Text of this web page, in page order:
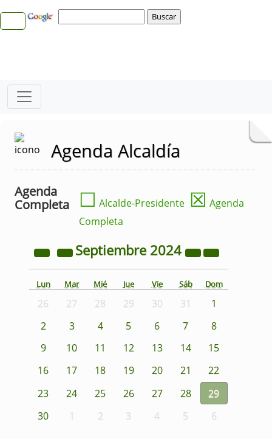
Agenda Alcaldía
Agenda
Completa
☐ Alcalde-Presidente ☒ Agenda
Completa
Septiembre 2024
Lun Mar Mié Jue Vie Sáb Dom
26 27 28 29 30 31
1
2
3 4 5 6 7
8
9
10 11 12 13 14
15
16
17 18 19 20 21
22
23
24 25 26 27 28
29
30
1 2 3 4 5 6